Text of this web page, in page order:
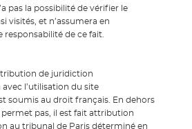
pas la possibilité de vérifier le
visités, et n’assumera en
de ce fait.
de juridiction
l’utilisation du site
soumis au droit français. En dehors
permet pas, il est fait attribution
au tribunal de Paris déterminé en